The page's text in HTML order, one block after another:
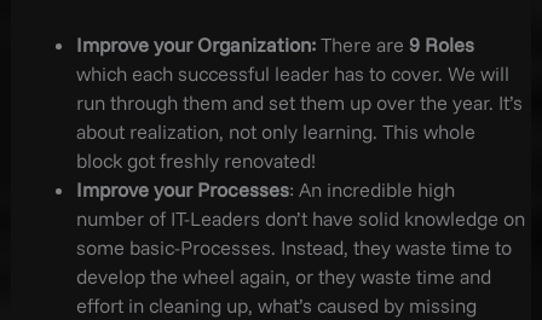
Improve your Organization: There are 9 Roles
which each successful leader has to cover. We will
run through them and set them up over the year. It’s
about realization, not only learning. This whole
block got freshly renovated!
Improve your Processes: An incredible high
number of IT-Leaders don’t have solid knowledge on
some basic-Processes. Instead, they waste time to
develop the wheel again, or they waste time and
effort in cleaning up, what’s caused by missing